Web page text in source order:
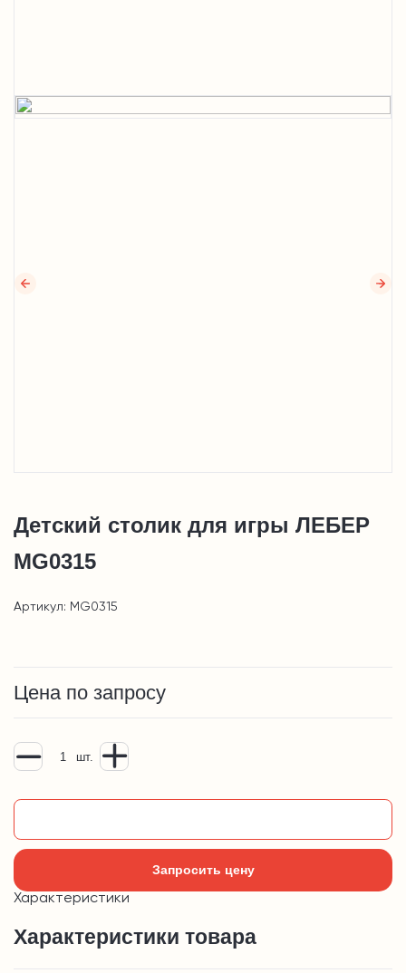
Детский столик для игры ЛЕБЕР
MG0315
Артикул: MG0315
Цена по запросу
шт.
Запросить цену
Характеристики
Характеристики товара